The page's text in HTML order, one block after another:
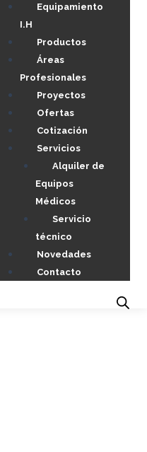
Equipamiento
I.H
Productos
Áreas
Profesionales
Proyectos
Ofertas
Cotización
Servicios
Alquiler de
Equipos
Médicos
Servicio
técnico
Novedades
Contacto